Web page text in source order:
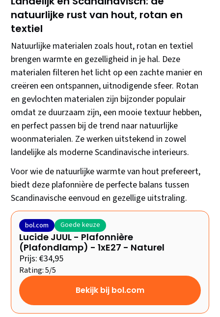
natuurlijke rust van hout, rotan en
textiel
Natuurlijke materialen zoals hout, rotan en textiel
brengen warmte en gezelligheid in je hal. Deze
materialen filteren het licht op een zachte manier en
creëren een ontspannen, uitnodigende sfeer. Rotan
en gevlochten materialen zijn bijzonder populair
omdat ze duurzaam zijn, een mooie textuur hebben,
en perfect passen bij de trend naar natuurlijke
woonmaterialen. Ze werken uitstekend in zowel
landelijke als moderne Scandinavische interieurs.
Voor wie de natuurlijke warmte van hout prefereert,
biedt deze plafonnière de perfecte balans tussen
Scandinavische eenvoud en gezellige uitstraling.
bol.com Goede keuze
Lucide JUUL - Plafonnière
(Plafondlamp) - 1xE27 - Naturel
Prijs: €34,95
Rating: 5/5
Bekijk bij bol.com